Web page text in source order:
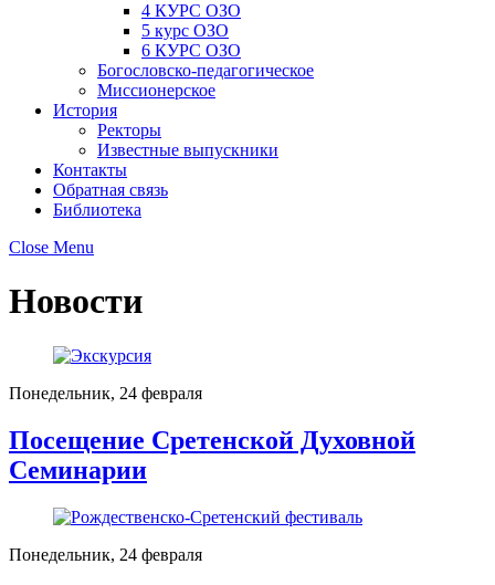
4 КУРС ОЗО
5 курс ОЗО
6 КУРС ОЗО
Богословско-педагогическое
Миссионерское
История
Ректоры
Известные выпускники
Контакты
Обратная связь
Библиотека
Close Menu
Новости
Понедельник, 24 февраля
Посещение Сретенской Духовной
Семинарии
Понедельник, 24 февраля